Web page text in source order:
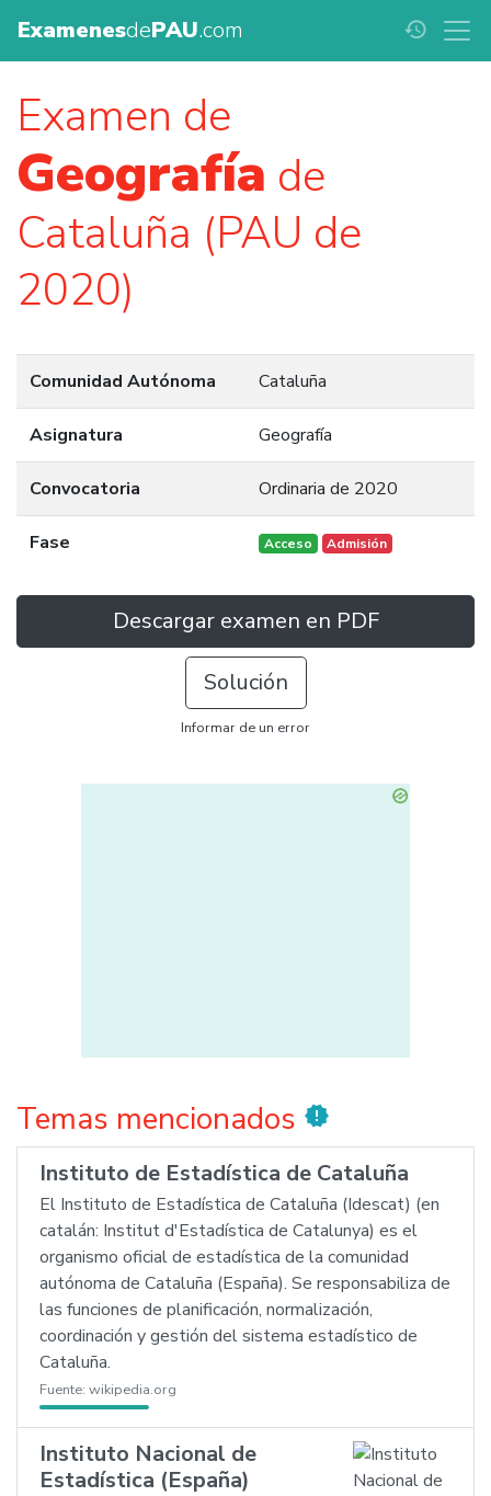
ExamenesdePAU.com history
Examen de
Geografía de
Cataluña (PAU de
2020)
Comunidad Autónoma Cataluña
Asignatura Geografía
Convocatoria Ordinaria de 2020
Fase Acceso Admisión
Descargar examen en PDF
Solución
Informar de un error
Temas mencionados new_releases
Instituto de Estadística de Cataluña
El Instituto de Estadística de Cataluña (Idescat) (en
catalán: Institut d'Estadística de Catalunya) es el
organismo oficial de estadística de la comunidad
autónoma de Cataluña (España). Se responsabiliza de
las funciones de planificación, normalización,
coordinación y gestión del sistema estadístico de
Cataluña.
Fuente: wikipedia.org
Instituto Nacional de
Estadística (España)